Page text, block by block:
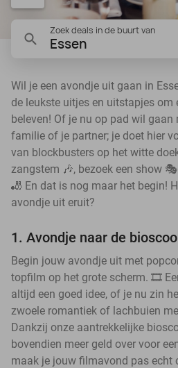
Zoek deals in de buurt van
Essen
Wil je een avondje uit gaan in
de leukste uitjes en uitstapjes om
beleven! Of je nu op pad wil gaan
familie of je partner; je doet hier
van blockbusters op het witte
zangstem 🎶, bezoek een show
🎳 En dat is nog maar het begin!
avondje uit eruit?
1. Avondje naar de
Begin jouw avondje uit met
topfilm op het grote scherm. 🎞️
altijd een goed idee, of je nu zin
zwoele romantiek of lachbuien
Dankzij onze aantrekkelijke
bovendien meer geld over voor
maak je jouw filmavond pas echt